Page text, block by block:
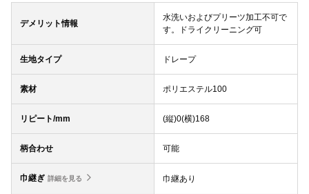
デメリット情報
水洗いおよびプリーツ加工不可で
す。ドライクリーニング可
生地タイプ ドレープ
素材 ポリエステル100
リピート/mm (縦)0(横)168
柄合わせ 可能
巾継ぎ 詳細を見る 巾継あり